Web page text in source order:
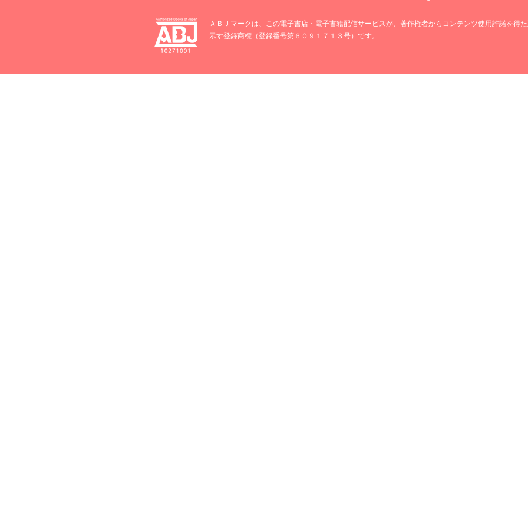
ＡＢＪマークは、この電子書店・電子書籍配信サービスが、著作権者からコンテンツ使用許諾を得
示す登録商標（登録番号第６０９１７１３号）です。